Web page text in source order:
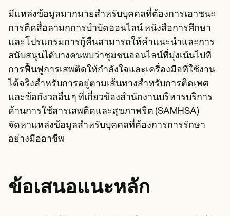
มีแหล่งข้อมูลมากมายสำหรับบุคคลที่ต้องการเอาชนะ
การติดสื่อลามกการบำบัดออนไลน์ หนังสือการศึกษา
และโปรแกรมการกู้คืนสามารถให้คำแนะนำและการ
สนับสนุนได้บางคนพบว่าชุมชนออนไลน์ที่มุ่งเน้นไปที่
การฟื้นฟูการเสพติดให้กำลังใจและเครื่องมือที่ใช้งาน
ได้จริงสำหรับการอยู่ตามเส้นทางสำหรับการติดเพศ
และข้อกังวลอื่น ๆ ที่เกี่ยวข้องสำนักงานบริหารบริการ
ด้านการใช้สารเสพติดและสุขภาพจิต (SAMHSA)
จัดหาแหล่งข้อมูลสำหรับบุคคลที่ต้องการการรักษา
อย่างมืออาชีพ
ข้อเสนอแนะหลัก